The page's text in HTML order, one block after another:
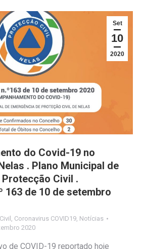
Set
10
2020
do Covid-19 no
. Plano Municipal de
Protecção Civil .
163 de 10 de setembro
, Coronavirus COVID19, Notícias
2020
de COVID-19 reportado hoje